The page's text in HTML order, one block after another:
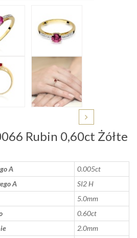
Rubin 0,60ct Żółte
A
0.005ct
A
SI2 H
5.0mm
0.60ct
2.0mm